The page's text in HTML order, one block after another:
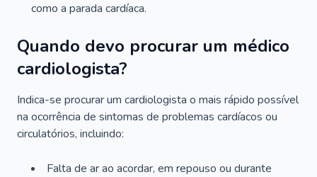
como a parada cardíaca.
Quando devo procurar um médico
cardiologista?
Indica-se procurar um cardiologista o mais rápido possível
na ocorrência de sintomas de problemas cardíacos ou
circulatórios, incluindo:
Falta de ar ao acordar, em repouso ou durante